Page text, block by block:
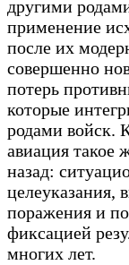
другими
применение
после их
совершенно
потерь
которые
родами войск.
авиация такое
назад:
целеуказания,
поражения и
фиксацией
многих лет.